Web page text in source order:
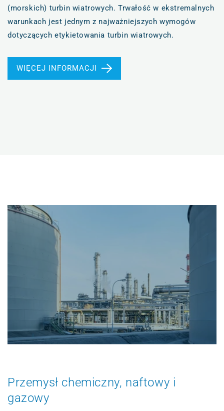
(morskich) turbin wiatrowych. Trwałość w ekstremalnych
warunkach jest jednym z najważniejszych wymogów
dotyczących etykietowania turbin wiatrowych.
WIĘCEJ INFORMACJI
Przemysł chemiczny, naftowy i
gazowy